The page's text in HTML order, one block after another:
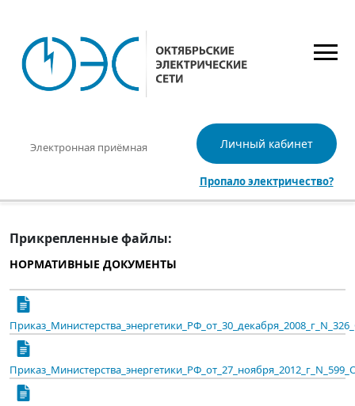
Электронная приёмная Личный кабинет
Пропало электричество?
Прикрепленные файлы:
НОРМАТИВНЫЕ ДОКУМЕНТЫ